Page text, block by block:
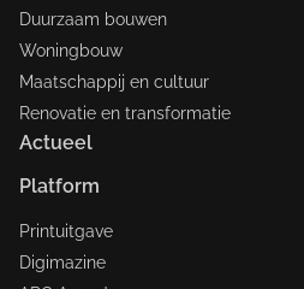
Duurzaam bouwen
Woningbouw
Maatschappij en cultuur
Renovatie en transformatie
Actueel
Platform
Printuitgave
Digimazine